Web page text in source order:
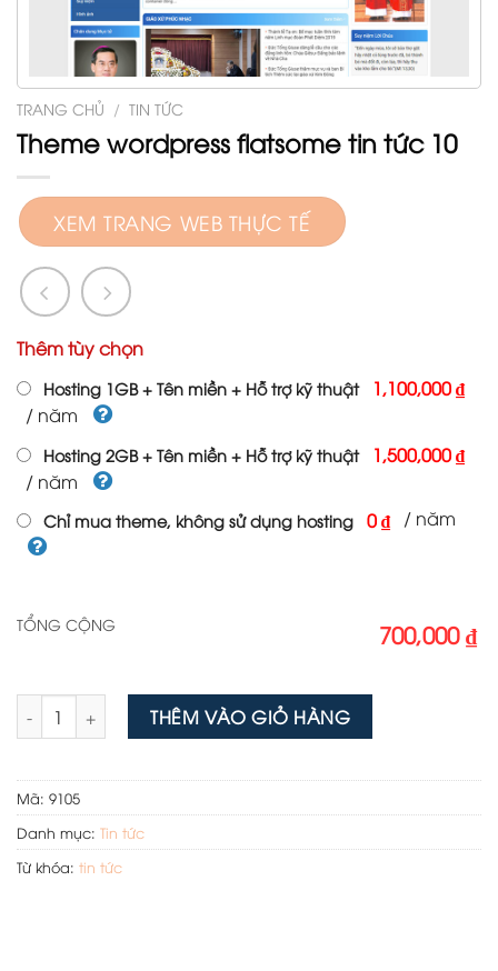
TRANG CHỦ / TIN TỨC
Theme wordpress flatsome tin tức 10
XEM TRANG WEB THỰC TẾ
Thêm tùy chọn
Hosting 1GB + Tên miền + Hỗ trợ kỹ thuật
1,100,000 ₫
/ năm
Hosting 2GB + Tên miền + Hỗ trợ kỹ thuật
1,500,000 ₫
/ năm
Chỉ mua theme, không sử dụng hosting 0 ₫ / năm
TỔNG CỘNG 700,000 ₫
Theme wordpress flatsome tin tức 10 số lượng
THÊM VÀO GIỎ HÀNG
Mã: 9105
Danh mục: Tin tức
Từ khóa: tin tức